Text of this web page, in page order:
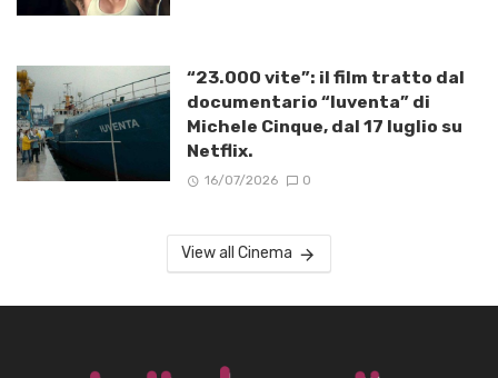
“23.000 vite”: il film tratto dal
documentario “Iuventa” di
Michele Cinque, dal 17 luglio su
Netflix.
16/07/2026 0
View all Cinema